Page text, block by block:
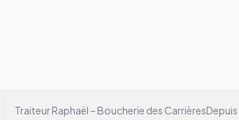
Traiteur Raphaël – Boucherie des Carrières